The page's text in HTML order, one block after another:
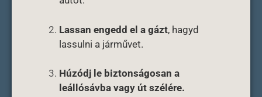
Lassan engedd el a gázt, hagyd
lassulni a járművet.
Húzódj le biztonságosan a
leállósávba vagy út szélére.